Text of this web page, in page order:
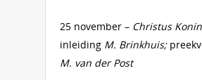
25 november – Christus
inleiding M. Brinkhuis;
M. van der Post